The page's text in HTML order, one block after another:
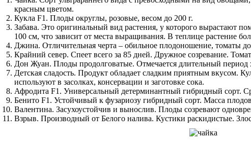
красным цветом.
Кукла F1. Плоды округлы, розовые, весом до 200 г.
Забава. Это оригинальный вид растения, у которого вырастают
100 см, что зависит от места выращивания. В теплице растение
Джина. Отличительная черта – обильное плодоношение, томаты
Крайний север. Спеет всего за 85 дней. Дружное созревание.
Дон Жуан. Плоды продолговатые. Отмечается длительный период
Детская сладость. Продукт обладает сладким приятным вкусом.
используют в засолках, консервации и заготовке сока.
Афродита F1. Универсальный детерминантный гибридный сорт.
Бенито F1. Устойчивый к фузариозу гибридный сорт. Масса
Валентина. Засухоустойчив и вынослив. Плоды созревают
Взрыв. Производный от Белого налива. Кустики раскидистые.